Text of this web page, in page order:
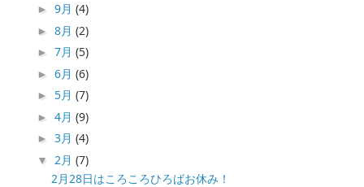
►9月(4)
►8月(2)
►7月(5)
►6月(6)
► 5月(7)
►4月(9)
►3月(4)
▼ 2月(7)
2月28日はころころひろばお休み！